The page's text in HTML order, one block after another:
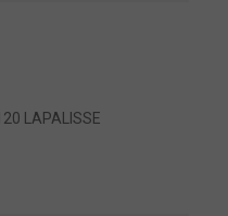
LAPALISSE